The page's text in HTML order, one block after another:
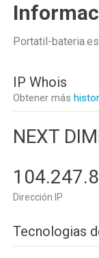
Portatil-
IP Whois
Obtener más
NEXT
Dirección IP
Tecnologias